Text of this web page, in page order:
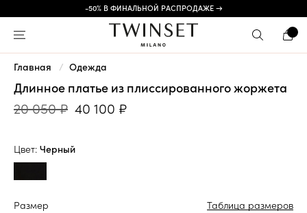
-50% В ФИНАЛЬНОЙ РАСПРОДАЖЕ →
Главная Одежда
Длинное платье из плиссированного жоржета
20 050 ₽ 40 100 ₽
Цвет: Черный
Размер
Таблица размеров